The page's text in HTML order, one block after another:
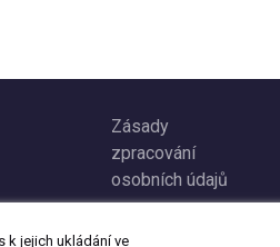
Zásady
zpracování
osobních údajů
k jejich ukládání ve